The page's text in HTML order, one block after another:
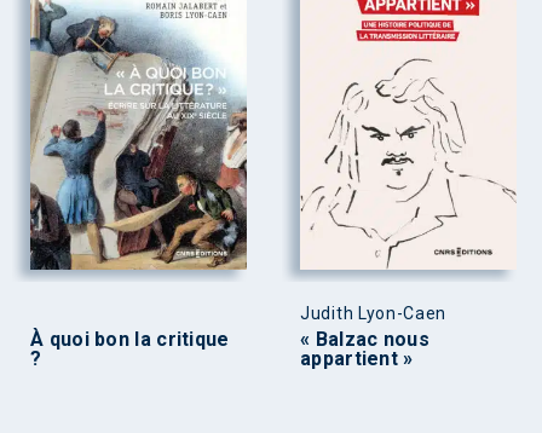
À quoi bon la critique
?
Judith Lyon-Caen
« Balzac nous
appartient »